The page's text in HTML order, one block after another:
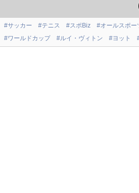
#サッカー #テニス #スポBiz #オールスポー
#ワールドカップ
#ルイ・ヴィトン #ヨット